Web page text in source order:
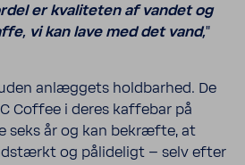
er kvali­teten af vandet og
vi kan lave med det vand,”
anlæg­gets hold­barhed. De
Coffee i deres kaffebar på
seks år og kan bekræfte, at
og påli­de­ligt – selv efter